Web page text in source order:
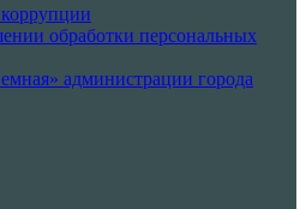
обработки персональных
администрации города